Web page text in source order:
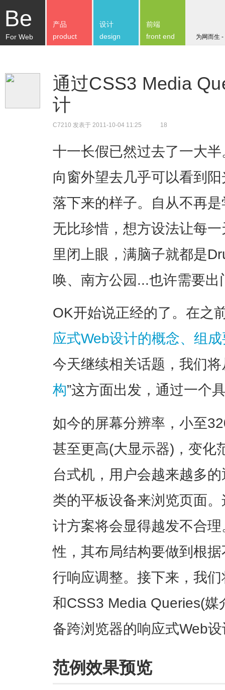
Be
For Web 为网而生
产品
product
设计
design
前端
front end
通过CSS3 Media
计
C7210 发表于 2011-10-04 11:25 18
十一长假已然过去了一大
向窗外望去几乎可以看到
落下来的样子。自从不再
无比珍惜，想方设法让每
里闭上眼，满脑子就都是
唤、南方公园...也许需要出
OK开始说正经的了。在之
应式Web设计的概念、组
今天继续相关话题，我们将
构”这方面出发，通过一个
如今的屏幕分辨率，小至
甚至更高(大显示器)，变化
台式机，用户会越来越多
类的平板设备来浏览页面
计方案将会显得越发不合
性，其布局结构要做到根
行响应调整。接下来，我
和CSS3 Media Queries(
备跨浏览器的响应式Web
范例效果预览